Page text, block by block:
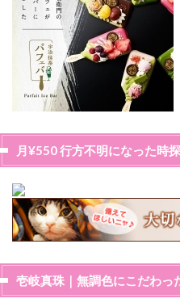
月¥550 行方不明になった時
壱岐真珠｜無調色にこだわっ